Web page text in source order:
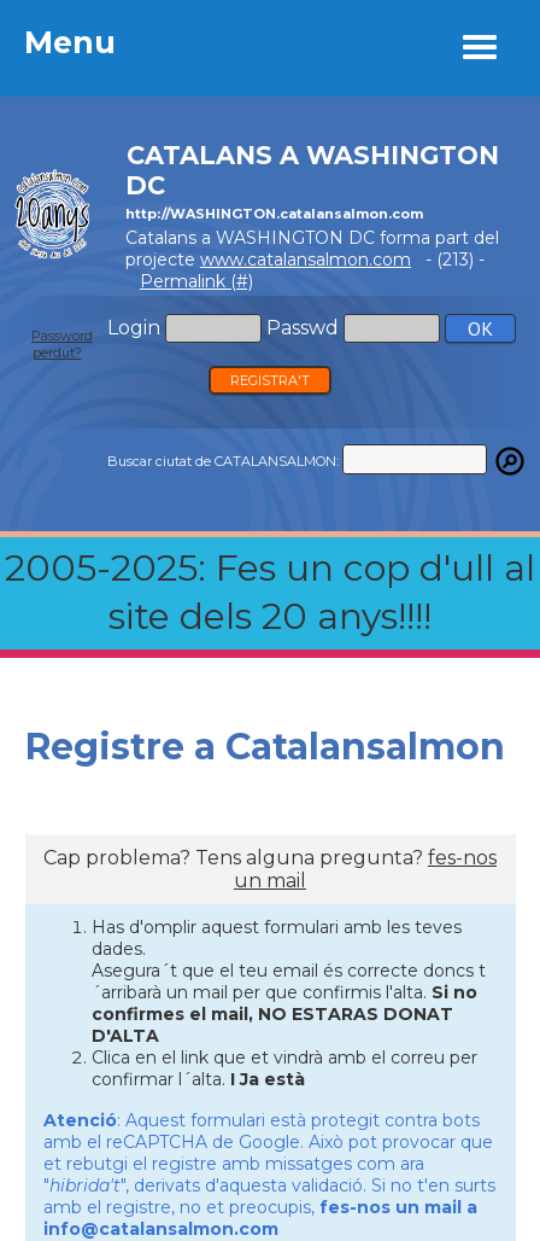
Menu
CATALANS A WASHINGTON
DC
http://WASHINGTON.catalansalmon.com
Catalans a WASHINGTON DC forma part del
projecte www.catalansalmon.com - (213) -
Permalink (#)
Login Passwd
Password
perdut?
REGISTRA'T
Buscar ciutat de CATALANSALMON:
2005-2025: Fes un cop d'ull al
site dels 20 anys!!!!
Menu
Registre a Catalansalmon
Cap problema? Tens alguna pregunta? fes-nos
un mail
Has d'omplir aquest formulari amb les teves
dades.
Asegura´t que el teu email és correcte doncs t
´arribarà un mail per que confirmis l'alta. Si no
confirmes el mail, NO ESTARAS DONAT
D'ALTA
Clica en el link que et vindrà amb el correu per
confirmar l´alta. I Ja està
Atenció: Aquest formulari està protegit contra bots
amb el reCAPTCHA de Google. Això pot provocar que
et rebutgi el registre amb missatges com ara
"hibrida't", derivats d'aquesta validació. Si no t'en surts
amb el registre, no et preocupis, fes-nos un mail a
info@catalansalmon.com